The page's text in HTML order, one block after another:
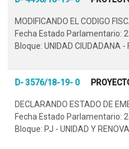
MODIFICANDO EL CODIGO
Fecha Estado Parlamentario:
Bloque: UNIDAD CIUDADANA -
D- 3576/18-19- 0
DECLARANDO ESTADO DE
Fecha Estado Parlamentario:
Bloque: PJ - UNIDAD Y